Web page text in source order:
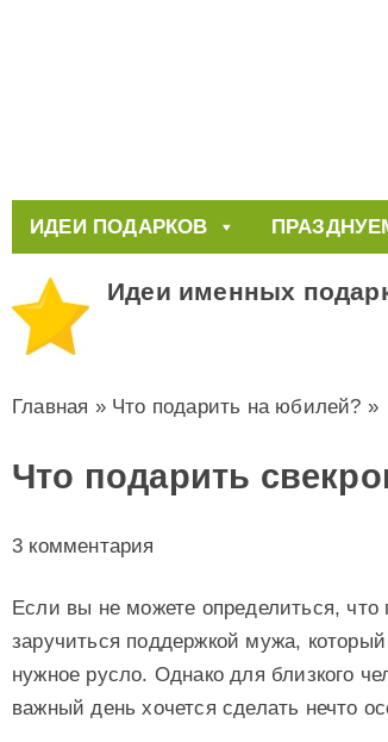
ИДЕИ ПОДАРКОВ
Идеи именных
Главная » Что подарить на юбилей? »
Что подарить
3 комментария
Если вы не можете определиться, что
заручиться поддержкой мужа,
нужное русло. Однако для близкого
важный день хочется сделать нечто